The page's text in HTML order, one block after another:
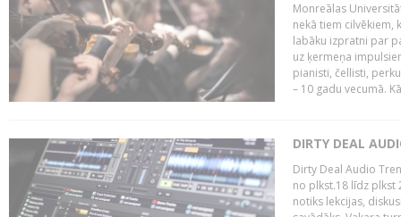
Monreālas
nekā tiem cilvēkiem,
labāku izpratni par
uz ķermeņa
pianisti, čellisti,
– 10 gadu vecumā.
DIRTY DEAL
Dirty Deal Audio
no plkst.18 līdz plkst
notiks lekcijas,